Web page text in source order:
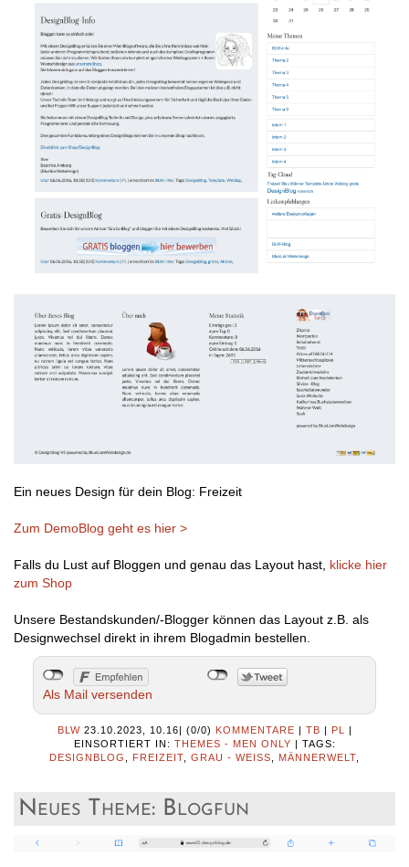
Ein neues Design für dein Blog: Freizeit
Zum DemoBlog geht es hier >
Falls du Lust auf Bloggen und genau das Layout hast, klicke hier
zum Shop
Unsere Bestandskunden/-Blogger können das Layout z.B. als
Designwechsel direkt in ihrem Blogadmin bestellen.
Als Mail versenden
BLW 23.10.2023, 10.16 (0/0) KOMMENTARE TB PL
EINSORTIERT IN: THEMES - MEN ONLY
TAGS:
DESIGNBLOG
FREIZEIT GRAU - WEISS MÄNNERWELT
Neues Theme: Blogfun